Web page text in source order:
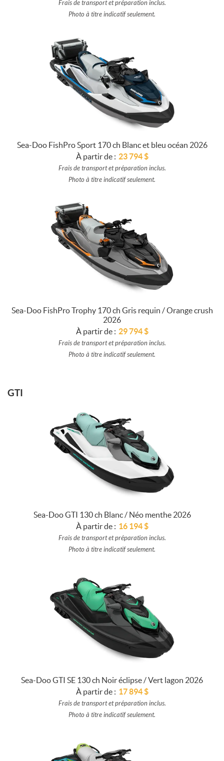
Frais de transport et préparation inclus.
Photo à titre indicatif seulement.
Sea-Doo FishPro Sport 170 ch Blanc et bleu océan 2026
À partir de : 23 794$
Frais de transport et préparation inclus.
Photo à titre indicatif seulement.
Sea-Doo FishPro Trophy 170 ch Gris requin / Orange crush
2026
À partir de : 29 794$
Frais de transport et préparation inclus.
Photo à titre indicatif seulement.
GTI
Sea-Doo GTI 130 ch Blanc / Néo menthe 2026
À partir de : 16 194$
Frais de transport et préparation inclus.
Photo à titre indicatif seulement.
Sea-Doo GTI SE 130 ch Noir éclipse / Vert lagon 2026
À partir de : 17 894$
Frais de transport et préparation inclus.
Photo à titre indicatif seulement.